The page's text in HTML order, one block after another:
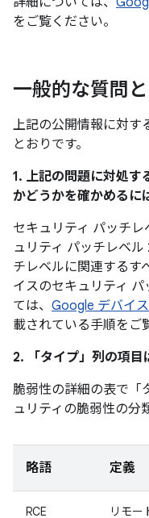
をご覧ください。
一般的な質問
上記の公開情報に対す
とおりです。
1. 上記の問題に対処す
かどうかを確かめるに
セキュリティ パッチ
ュリティ パッチレベ
チレベルに関連するす
イスのセキュリティ
ては、 Google デバイ
載されている手順をご
2. 「タイプ」 列の項目
脆弱性の詳細の表で「
ュリティの脆弱性の分
略語 定義
RCE リモー